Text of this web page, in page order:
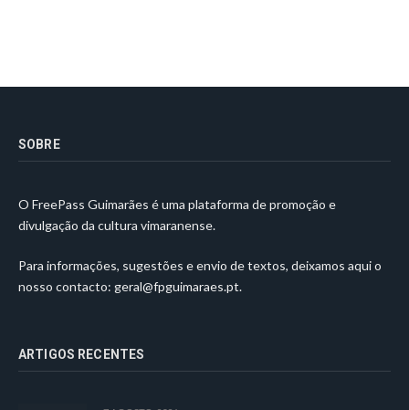
SOBRE
O FreePass Guimarães é uma plataforma de promoção e
divulgação da cultura vimaranense.
Para informações, sugestões e envio de textos, deixamos aqui o
nosso contacto: geral@fpguimaraes.pt.
ARTIGOS RECENTES